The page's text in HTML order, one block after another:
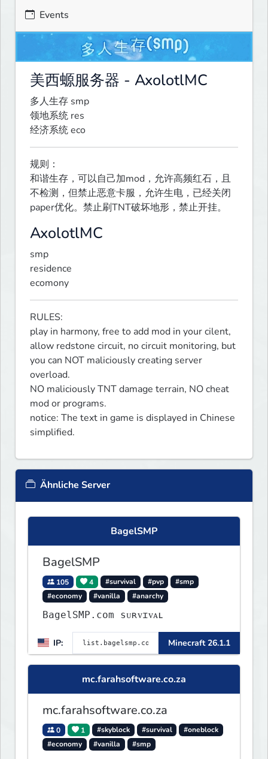
Events
美西螈服务器 - AxolotlMC
多人生存 smp
领地系统 res
经济系统 eco
规则：
和谐生存，可以自己加mod，允许高频红石，且
不检测，但禁止恶意卡服，允许生电，已经关闭
paper优化。禁止刷TNT破坏地形，禁止开挂。
AxolotlMC
smp
residence
ecomony
RULES:
play in harmony, free to add mod in your cilent,
allow redstone circuit, no circuit monitoring, but
you can NOT maliciously creating server
overload.
NO maliciously TNT damage terrain, NO cheat
mod or programs.
notice: The text in game is displayed in Chinese
simplified.
Ähnliche Server
BagelSMP
BagelSMP
105 4 #survival #pvp
#smp
#economy
#vanilla #anarchy
BagelSMP.com ѕᴜʀᴠɪᴠᴀʟ
IP: Minecraft 26.1.1
mc.farahsoftware.co.za
mc.farahsoftware.co.za
0 1 #skyblock #survival
#oneblock
#economy
#vanilla #smp